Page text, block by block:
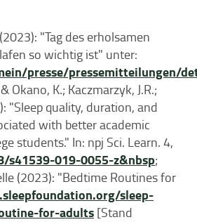
"Tag des erholsamen
so wichtig ist" unter:
presse/pressemitteilungen/
Okano, K.; Kaczmarzyk, J.R.;
"Sleep quality, duration, and
with better academic
students." In: npj Sci. Learn. 4,
s41539-019-0055-z&nbsp;
(2023): "Bedtime Routines for
sleep-
for-adults [Stand